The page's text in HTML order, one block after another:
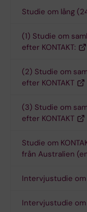
Studie om lång
(1) Studie om
efter KONTAKT:
(2) Studie om
efter KONTAKT
(3) Studie om
efter KONTAKT
Studie om
från Australien
Intervjustudie om
Intervjustudie om